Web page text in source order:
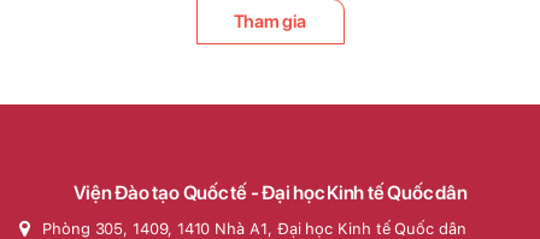
Tham gia
Viện Đào tạo Quốc tế - Đại học Kinh tế Quốc dân
Phòng 305, 1409, 1410 Nhà A1, Đại học Kinh tế Quốc dân